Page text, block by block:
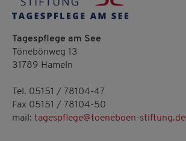
Tagespflege am See
Tönebönweg 13
31789 Hameln
Tel. 05151 / 78104-47
Fax 05151 / 78104-50
mail: tagespflege@toeneboen-stiftung.de